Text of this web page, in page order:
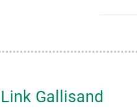
Link Gallisand